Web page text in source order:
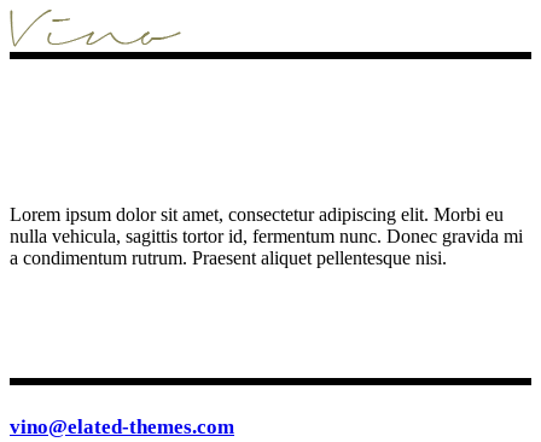
Lorem ipsum dolor sit amet, consectetur adipiscing elit. Morbi eu
nulla vehicula, sagittis tortor id, fermentum nunc. Donec gravida mi
a condimentum rutrum. Praesent aliquet pellentesque nisi.
vino@elated-themes.com